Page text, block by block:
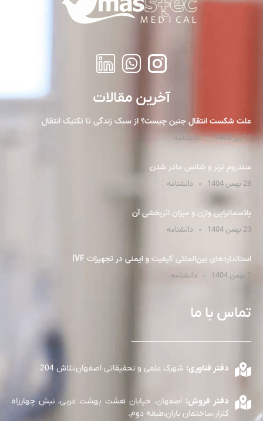
آخرین مقالات
علت شکست انتقال جنین چیست؟ از سبک زندگی تا تکنیک انتقال
10 تیر 1405 دانشنامه
سندروم ترنر و شانس مادر شدن
28 بهمن 1404 دانشنامه
پلاسما‌تراپی واژن و میزان اثربخشی آن
23 بهمن 1404 دانشنامه
استانداردهای بین‌المللی کیفیت و ایمنی در تجهیزات IVF
7 بهمن 1404 دانشنامه
تماس با ما
دفتر فناوری: شهرک علمی و تحقیقاتی اصفهان،تلاش 204
دفتر فروش: اصفهان، خیابان هشت بهشت غربی، نبش چهارراه
گلزار،ساختمان باران،طبقه دوم.